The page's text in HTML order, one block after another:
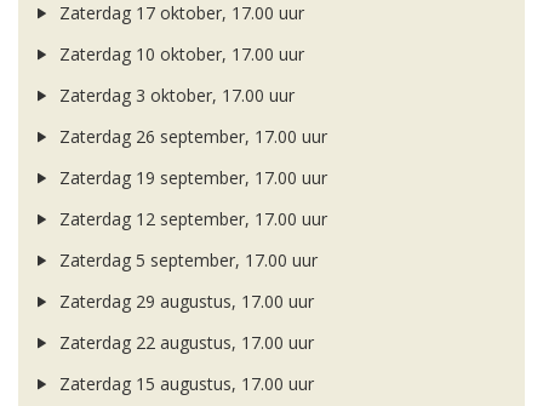
Zaterdag 17 oktober, 17.00 uur
Zaterdag 10 oktober, 17.00 uur
Zaterdag 3 oktober, 17.00 uur
Zaterdag 26 september, 17.00 uur
Zaterdag 19 september, 17.00 uur
Zaterdag 12 september, 17.00 uur
Zaterdag 5 september, 17.00 uur
Zaterdag 29 augustus, 17.00 uur
Zaterdag 22 augustus, 17.00 uur
Zaterdag 15 augustus, 17.00 uur